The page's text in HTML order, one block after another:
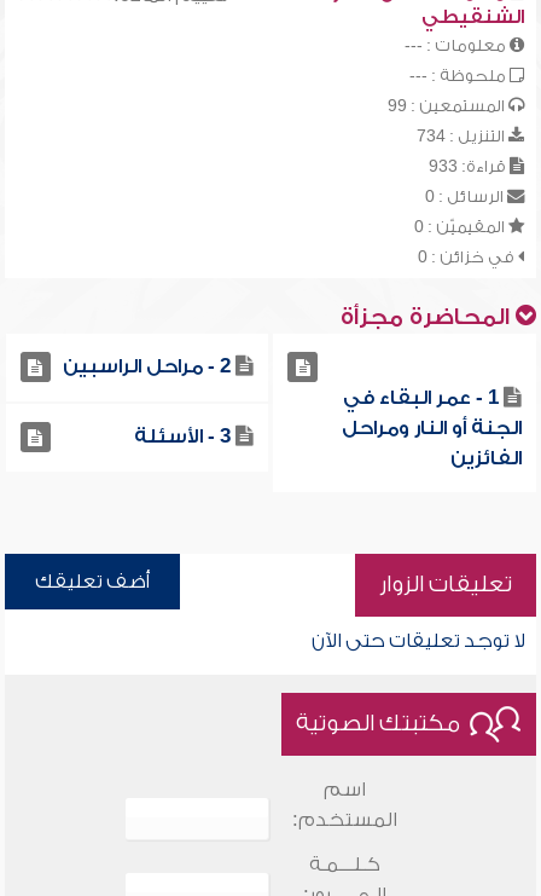
الشنقيطي
معلومات : ---
ملحوظة : ---
المستمعين : 99
التنزيل : 734
قراءة: 933
الرسائل : 0
المقيميّن : 0
في خزائن : 0
المحاضرة مجزأة
1 - عمر البقاء في
الجنة أو النار ومراحل
الفائزين
2 - مراحل الراسبين
3 - الأسئلة
تعليقات الزوار أضف تعليقك
لا توجد تعليقات حتى الآن
مكتبتك الصوتية
اسم
المستخدم:
كـلـــمـة